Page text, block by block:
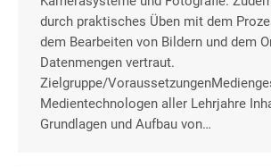
durch praktisches Üben mit dem
dem Bearbeiten von Bildern und dem
Datenmengen vertraut.
Zielgruppe/
Medientechnologen aller Lehrjahre
Grundlagen und Aufbau von…